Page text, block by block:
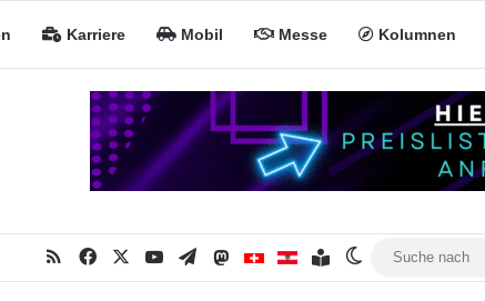
Karriere Mobil Messe Kolumnen
RSSFacebookYouTubeTelegramMastodonMiNa CHMiNa AT
Inhaltsverzeichnis
Skin umschalten